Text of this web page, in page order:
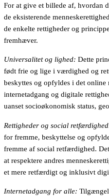
For at give et billede af, hvordan
de eksisterende
de enkelte rettigheder og
fremhæver.
Universalitet og lighed: Dette
født frie og lige i værdighed og
beskyttes og opfyldes i det online
internetadgang og digitale
uanset socioøkonomisk status,
Rettigheder og social
for fremme, beskyttelse og
fremme af social retfærdighed.
at respektere andres
et mere retfærdigt og inklusivt
Internetadgang for alle: